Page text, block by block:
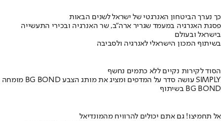
כך נערך הביטחון האנרגטי של ישראל לשנים הבאות
פסגת האנרגיה במעמד שגריר ארה"ב, שר האנרגיה ובכירי התעשייה
בישראל ובעולם
בשיתוף המכון הישראלי לאנרגיה ולסביבה
הסוד לקירות נקיים ללא כתמים נחשף
מומחה BG BOND עושה סדר על המדפים ומציג את מותג הצבע SIMPLY
בשיתוף BG BOND
אל תחמיצו! גם אתם יכולים להרוויח מהמונדיאל